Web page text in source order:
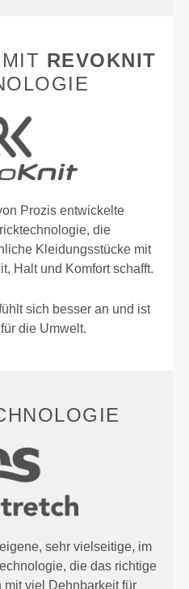
REVOKNIT
Prozis entwickelte
die
Kleidungsstücke mit
Halt und Komfort schafft.
sich besser an und ist
die Umwelt.
sehr vielseitige, im
die das richtige
mit viel Dehnbarkeit für